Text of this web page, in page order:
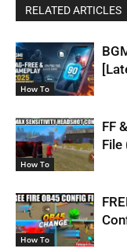
RELATED ARTICLES
How To
How To
FF
File
How To